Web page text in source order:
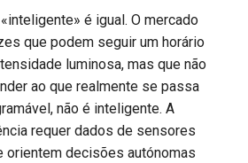
é igual. O mercado
que podem seguir um horário
luminosa, mas que não
ao que realmente se passa
não é inteligente. A
requer dados de sensores
orientem decisões autónomas